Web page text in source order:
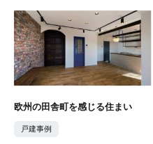
欧州の田舎町を感じる住まい
戸建事例